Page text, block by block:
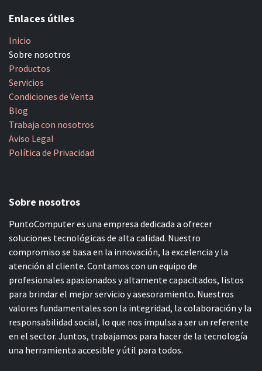
Enlaces útiles
Inicio
Sobre nosotros
Productos
Servicios
Condiciones de Venta
Blog
Trabaja con nosotros
Aviso Legal
Política de Privacidad
Sobre nosotros
PuntoComputer es una empresa dedicada a ofrecer
soluciones tecnológicas de alta calidad. Nuestro
compromiso se basa en la innovación, la excelencia y la
atención al cliente. Contamos con un equipo de
profesionales apasionados y altamente capacitados, listos
para brindar el mejor servicio y asesoramiento. Nuestros
valores fundamentales son la integridad, la colaboración y la
responsabilidad social, lo que nos impulsa a ser un referente
en el sector. Juntos, trabajamos para hacer de la tecnología
una herramienta accesible y útil para todos.